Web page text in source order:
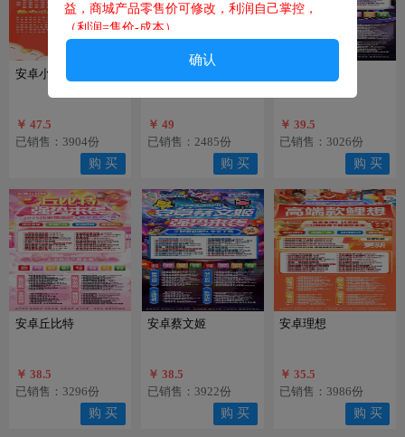
安卓小龙人
￥ 47.5
已销售：3904份
购 买
￥ 49
已销售：2485份
购 买
￥ 39.5
已销售：3026份
购 买
安卓丘比特
￥ 38.5
已销售：3296份
购 买
安卓蔡文姬
￥ 38.5
已销售：3922份
购 买
安卓理想
￥ 35.5
已销售：3986份
购 买
益，商城产品零售价可修改，利润自己掌控，
（利润=售价-成本 ）
4.
客户在你商城开通分站代理 提成也属于你，躺
赚！
售后须知
1.不可刷机换机，不可恢复出厂设置，不可系统
升级、 更换手机卡等操作，激活码请妥善保管，
后期升级可能会用到，丢失激活码请重新购买，
苹果用户请勿打开广告追踪标识。
2.如遇腾讯查封，政府查封，开发商被抓跑路，
服务器系统维护瘫痪，等不可抗拒因素，概不退
款；
3.
软件为您带来便利的同时，也请要接受他的风
商城承诺
本商城保证激活码正版，可正常激活，如有售后
问题，添加客服后请直接说明问题，以便能尽快
确认